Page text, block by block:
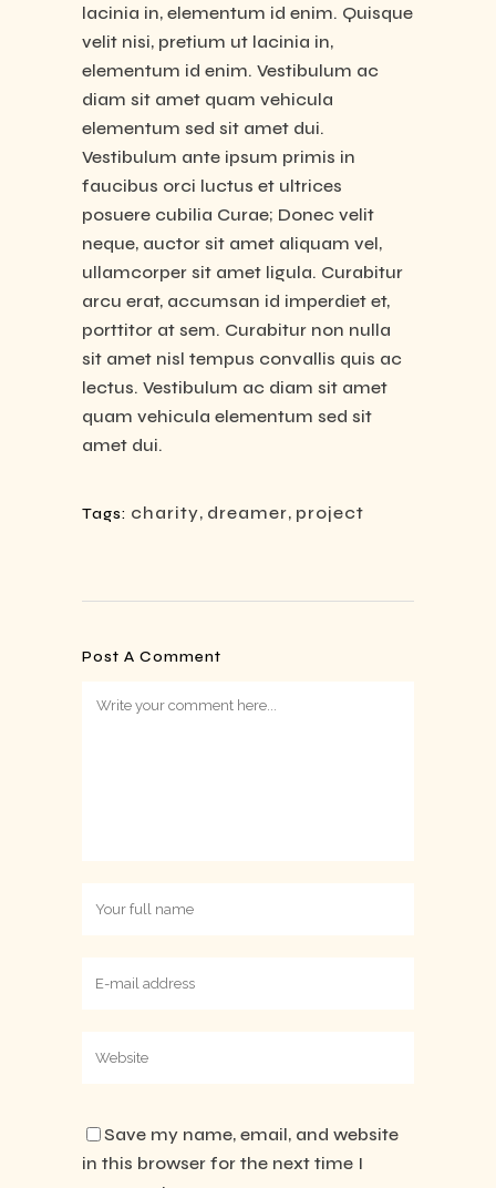
lacinia in, elementum id enim. Quisque
velit nisi, pretium ut lacinia in,
elementum id enim. Vestibulum ac
diam sit amet quam vehicula
elementum sed sit amet dui.
Vestibulum ante ipsum primis in
faucibus orci luctus et ultrices
posuere cubilia Curae; Donec velit
neque, auctor sit amet aliquam vel,
ullamcorper sit amet ligula. Curabitur
arcu erat, accumsan id imperdiet et,
porttitor at sem. Curabitur non nulla
sit amet nisl tempus convallis quis ac
lectus. Vestibulum ac diam sit amet
quam vehicula elementum sed sit
amet dui.
Tags: charity, dreamer, project
Post A Comment
Save my name, email, and website
in this browser for the next time I